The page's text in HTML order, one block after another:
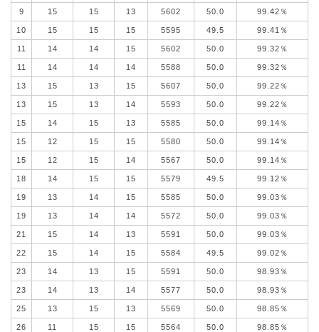
9 15 15 13 5602 50.0 99.42％
10 15 15 15 5595 49.5 99.41％
11 14 14 15 5602 50.0 99.32％
11 14 14 14 5588 50.0 99.32％
13 15 13 15 5607 50.0 99.22％
13 15 13 14 5593 50.0 99.22％
15 14 15 13 5585 50.0 99.14％
15 12 15 15 5580 50.0 99.14％
15 12 15 14 5567 50.0 99.14％
18 14 15 15 5579 49.5 99.12％
19 13 14 15 5585 50.0 99.03％
19 13 14 14 5572 50.0 99.03％
21 15 14 13 5591 50.0 99.03％
22 15 14 15 5584 49.5 99.02％
23 14 13 15 5591 50.0 98.93％
23 14 13 14 5577 50.0 98.93％
25 13 15 13 5569 50.0 98.85％
26 11 15 15 5564 50.0 98.85％